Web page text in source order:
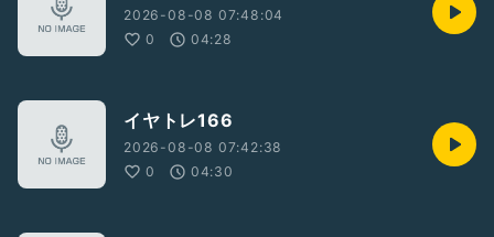
2026-08-08 07:48:04
0
04:28
イヤトレ166
2026-08-08 07:42:38
0
04:30